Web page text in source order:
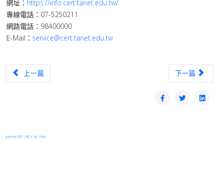
網址： https://info.cert.tanet.edu.tw/
專線電話：07-5250211
網路電話：98400000
E-Mail： service@cert.tanet.edu.tw
上一篇文章：【漏洞預警】Cisco IOS XE存在高風險資安漏洞(CVE-
上一篇 下一篇文章：
下一篇
Joomla SEF URLs by Artio